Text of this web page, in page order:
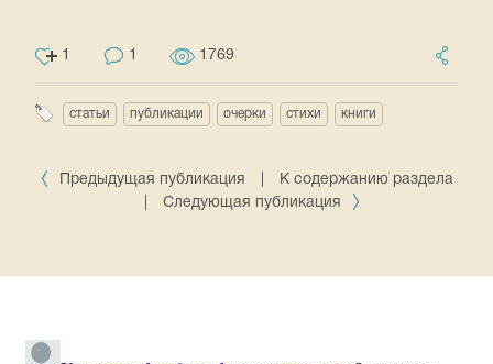
1 1 1769
статьи публикации очерки стихи книги
Предыдущая публикация
К содержанию раздела
Следующая публикация